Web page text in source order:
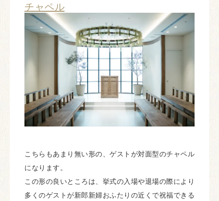
チャペル
こちらもあまり無い形の、ゲストが対面型のチャペル
になります。
この形の良いところは、挙式の入場や退場の際により
多くのゲストが新郎新婦おふたりの近くで祝福できる